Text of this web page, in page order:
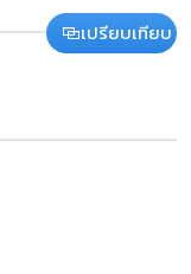
เปรียบเทียบ